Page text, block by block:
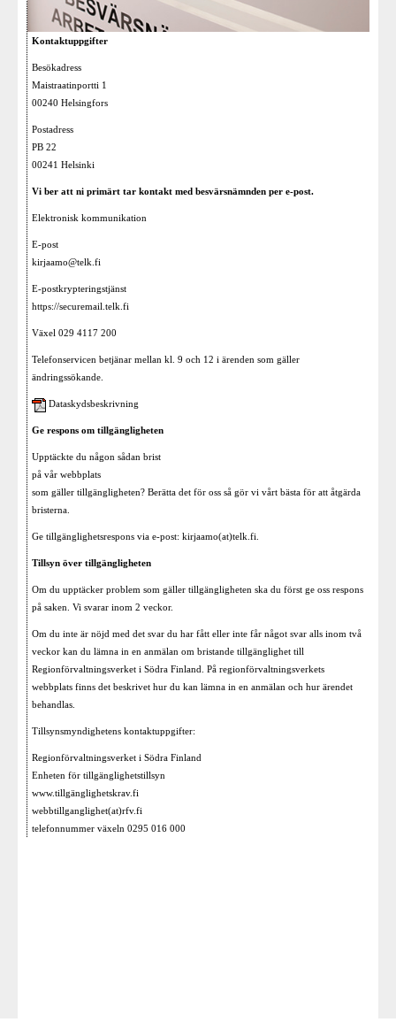
Kontaktuppgifter
Besökadress
Maistraatinportti 1
00240 Helsingfors
Postadress
PB 22
00241 Helsinki
Vi ber att ni primärt tar kontakt med besvärsnämnden per e-post.
Elektronisk kommunikation
E-post
kirjaamo@telk.fi
E-postkrypteringstjänst
https://securemail.telk.fi
Växel 029 4117 200
Telefonservicen betjänar mellan kl. 9 och 12 i ärenden som gäller
ändringssökande.
Dataskydsbeskrivning
Ge respons om tillgängligheten
Upptäckte du någon sådan brist
på vår webbplats
som gäller tillgängligheten? Berätta det för oss så gör vi vårt bästa för att åtgärda
bristerna.
Ge tillgänglighetsrespons via e-post: kirjaamo(at)telk.fi.
Tillsyn över tillgängligheten
Om du upptäcker problem som gäller tillgängligheten ska du först ge oss respons
på saken. Vi svarar inom 2 veckor.
Om du inte är nöjd med det svar du har fått eller inte får något svar alls inom två
veckor kan du lämna in en anmälan om bristande tillgänglighet till
Regionförvaltningsverket i Södra Finland. På regionförvaltningsverkets
webbplats finns det beskrivet hur du kan lämna in en anmälan och hur ärendet
behandlas.
Tillsynsmyndighetens kontaktuppgifter:
Regionförvaltningsverket i Södra Finland
Enheten för tillgänglighetstillsyn
www.tillgänglighetskrav.fi
webbtillganglighet(at)rfv.fi
telefonnummer växeln 0295 016 000